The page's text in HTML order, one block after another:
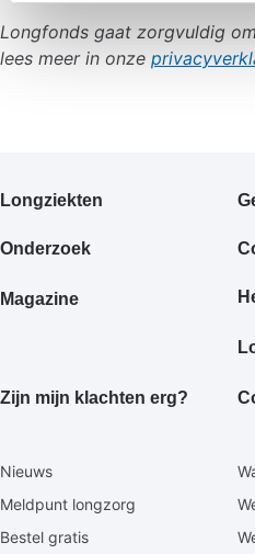
Longfonds gaat zorgvuldig
lees meer in onze
Primair
Longziekten
Onderzoek
Magazine
Zijn mijn klachten erg?
Secundaire
Nieuws
Meldpunt longzorg
Bestel gratis